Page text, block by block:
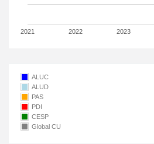
2021 2022 2023
ALUC
ALUD
PAS
PDI
CESP
Global CU